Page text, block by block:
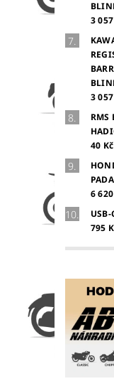
3
3
RMS
40 Kč
6
795